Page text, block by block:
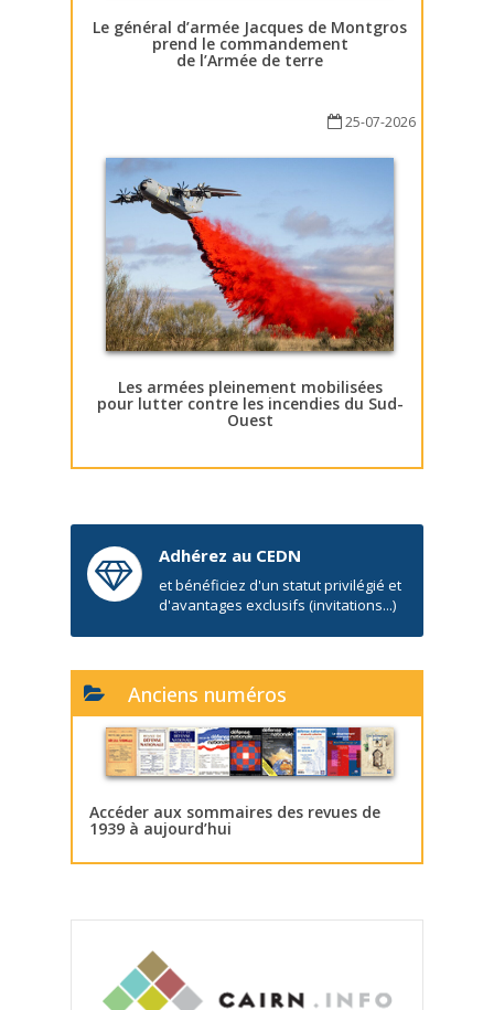
Le général d’armée Jacques de Montgros
prend le commandement
de l’Armée de terre
25-07-2026
Les armées pleinement mobilisées
pour lutter contre les incendies du Sud-
Ouest
Adhérez au CEDN
et bénéficiez d'un statut privilégié et
d'avantages exclusifs (invitations...)
Anciens numéros
Accéder aux sommaires des revues de
1939 à aujourd’hui